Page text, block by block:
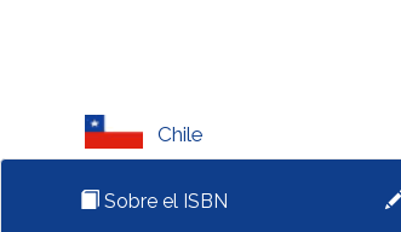
Chile
Sobre el ISBN